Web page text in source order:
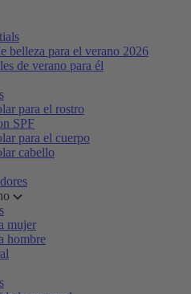
belleza para el verano 2026
de verano para él
para el rostro
SPF
para el cuerpo
cabello
mujer
hombre